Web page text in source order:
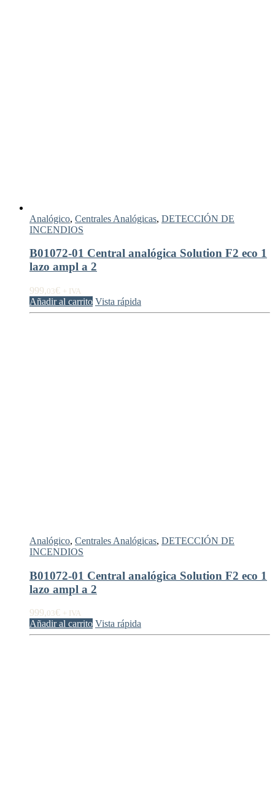
Analógico, Centrales Analógicas, DETECCIÓN DE
INCENDIOS
B01072-01 Central analógica Solution F2 eco 1
lazo ampl a 2
999,03€ + IVA
Añadir al carrito Vista rápida
Analógico, Centrales Analógicas, DETECCIÓN DE
INCENDIOS
B01072-01 Central analógica Solution F2 eco 1
lazo ampl a 2
999,03€ + IVA
Añadir al carrito Vista rápida